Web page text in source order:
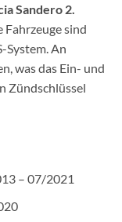
Sandero 2.
sind
System. An
was das Ein- und
Zündschlüssel
– 07/2021